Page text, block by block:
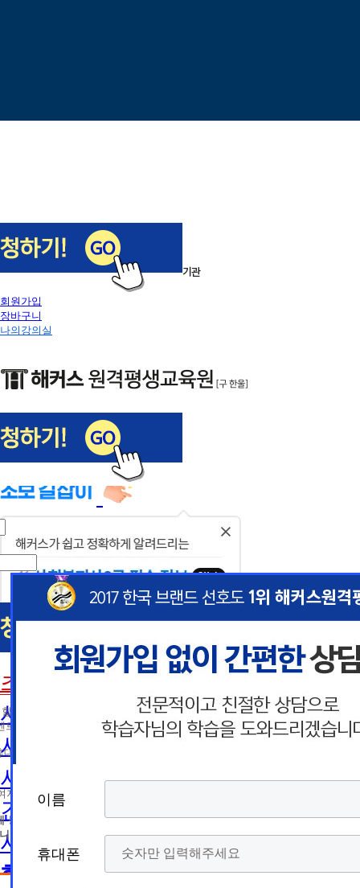
이전
다음
1/5
회원가입
장바구니
나의강의실
해커스편입
사회복지사1급
사회복지사
초보길잡이
사회복지사란
사회복지사2급 취득방법
사회복지사1급 취득방법
건강가정사
사회복지학사/전문학사
한국어교원
폰
* 날짜입력 키보드 사용법
- page up/down 키 = 다음달/이전
- ctrl+ 방향키 좌,우, 위, 아래 = 날
짜선택
폰
* 날짜입력 키보드 사용법
- page up/down 키 = 다음달/이전
- ctrl+ 방향키 좌,우, 위, 아래 = 날
짜선택
이름
휴대폰
이름
휴대폰
이름
휴대폰
이름
휴대폰
인혜택 제공
등 광고성 정보 제공, 통계자료 활용
폰 번호
의 해지나 개인정보 삭제요청 시까지
동의하지 않을 수 있습니다.
다.